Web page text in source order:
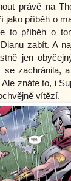
právě na
jako příběh o
to příběh o
zabít. A
jen
se zachránila,
znáte to, i
vítězí.